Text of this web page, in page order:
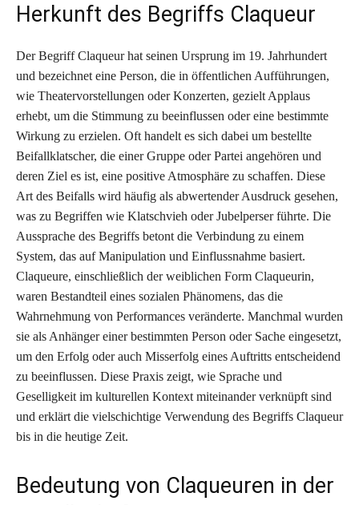
Herkunft des Begriffs Claqueur
Der Begriff Claqueur hat seinen Ursprung im 19. Jahrhundert
und bezeichnet eine Person, die in öffentlichen Aufführungen,
wie Theatervorstellungen oder Konzerten, gezielt Applaus
erhebt, um die Stimmung zu beeinflussen oder eine bestimmte
Wirkung zu erzielen. Oft handelt es sich dabei um bestellte
Beifallklatscher, die einer Gruppe oder Partei angehören und
deren Ziel es ist, eine positive Atmosphäre zu schaffen. Diese
Art des Beifalls wird häufig als abwertender Ausdruck gesehen,
was zu Begriffen wie Klatschvieh oder Jubelperser führte. Die
Aussprache des Begriffs betont die Verbindung zu einem
System, das auf Manipulation und Einflussnahme basiert.
Claqueure, einschließlich der weiblichen Form Claqueurin,
waren Bestandteil eines sozialen Phänomens, das die
Wahrnehmung von Performances veränderte. Manchmal wurden
sie als Anhänger einer bestimmten Person oder Sache eingesetzt,
um den Erfolg oder auch Misserfolg eines Auftritts entscheidend
zu beeinflussen. Diese Praxis zeigt, wie Sprache und
Geselligkeit im kulturellen Kontext miteinander verknüpft sind
und erklärt die vielschichtige Verwendung des Begriffs Claqueur
bis in die heutige Zeit.
Bedeutung von Claqueuren in der